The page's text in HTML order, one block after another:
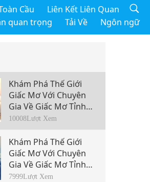
Cầu
Liên Kết Liên Quan
quan trọng Tải Về Ngôn ngữ
Khám Phá Thế Giới
Giấc Mơ Với Chuyên
Gia Về Giấc Mơ Tỉnh
Tiến Sĩ Clare Johnson,
Phần 1/3
10008Lượt Xem
Khám Phá Thế Giới
Giấc Mơ Với Chuyên
Gia Về Giấc Mơ Tỉnh
Tiến Sĩ Clare Johnson,
7999Lượt Xem